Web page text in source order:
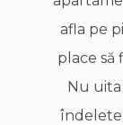
afla pe
place să
Nu uita